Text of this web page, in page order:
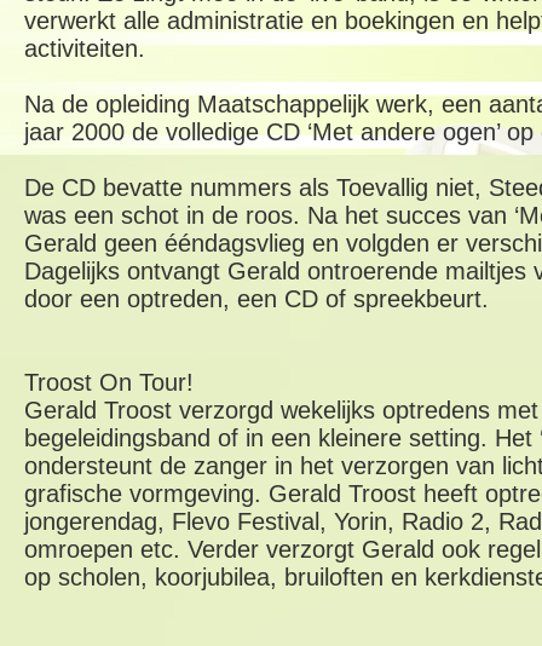
verwerkt alle administratie en boekingen en
activiteiten.
Na de opleiding Maatschappelijk werk, een
jaar 2000 de volledige CD ‘Met andere ogen’
De CD bevatte nummers als Toevallig niet,
was een schot in de roos. Na het succes van
Gerald geen ééndagsvlieg en volgden er
Dagelijks ontvangt Gerald ontroerende mailtjes
door een optreden, een CD of spreekbeurt.
Troost On Tour!
Gerald Troost verzorgd wekelijks optredens
begeleidingsband of in een kleinere setting. Het
ondersteunt de zanger in het verzorgen van
grafische vormgeving. Gerald Troost heeft
jongerendag, Flevo Festival, Yorin, Radio 2,
omroepen etc. Verder verzorgt Gerald ook
op scholen, koorjubilea, bruiloften en